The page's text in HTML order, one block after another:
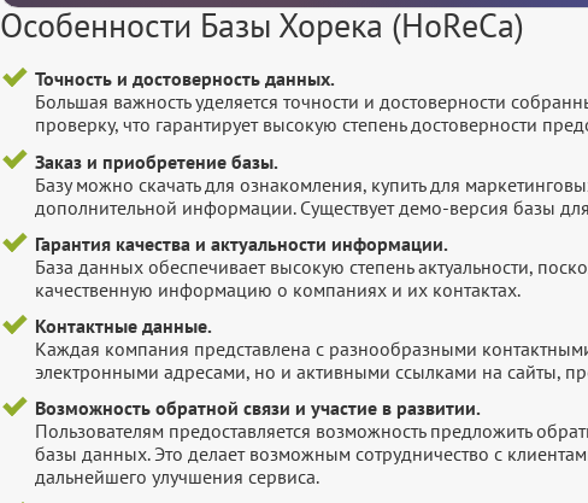
Особенности Базы Хорека (HoReCa)
Точность и достоверность данных.
Большая важность уделяется точности и достоверности
проверку, что гарантирует высокую степень достоверности
Заказ и приобретение базы.
Базу можно скачать для ознакомления, купить для
дополнительной информации. Существует демо-версия базы
Гарантия качества и актуальности информации.
База данных обеспечивает высокую степень актуальности,
качественную информацию о компаниях и их контактах.
Контактные данные.
Каждая компания представлена с разнообразными
электронными адресами, но и активными ссылками на сайты,
Возможность обратной связи и участие в развитии.
Пользователям предоставляется возможность предложить
базы данных. Это делает возможным сотрудничество с
дальнейшего улучшения сервиса.